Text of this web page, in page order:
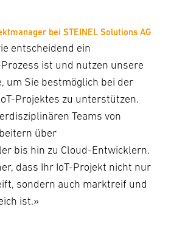
bei STEINEL Solutions AG
entscheidend ein
ist und nutzen unsere
um Sie bestmöglich bei der
Projektes zu unterstützen.
Teams von
über
bis hin zu Cloud-Entwicklern.
dass Ihr IoT-Projekt nicht nur
sondern auch marktreif und
ist.»